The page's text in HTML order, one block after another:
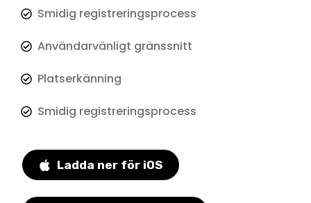
Smidig registreringsprocess
Användarvänligt gränssnitt
Platserkänning
Smidig registreringsprocess
Ladda ner för iOS